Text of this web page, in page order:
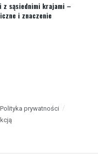
sąsiednimi krajami –
i znaczenie
Polityka prywatności